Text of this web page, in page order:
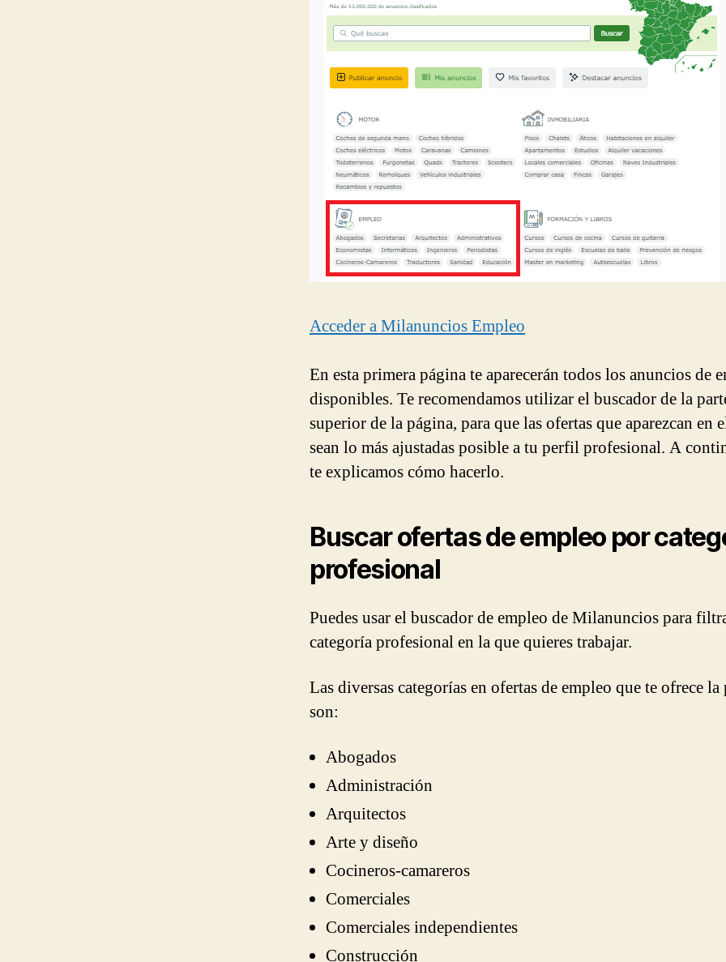
Acceder a Milanuncios Empleo
En esta primera página te aparecerán todos los anuncios de
disponibles. Te recomendamos utilizar el buscador de la
superior de la página, para que las ofertas que aparezcan en
sean lo más ajustadas posible a tu perfil profesional. A
te explicamos cómo hacerlo.
Buscar ofertas de empleo por
profesional
Puedes usar el buscador de empleo de Milanuncios para
categoría profesional en la que quieres trabajar.
Las diversas categorías en ofertas de empleo que te ofrece la
son:
Abogados
Administración
Arquitectos
Arte y diseño
Cocineros-camareros
Comerciales
Comerciales independientes
Construcción